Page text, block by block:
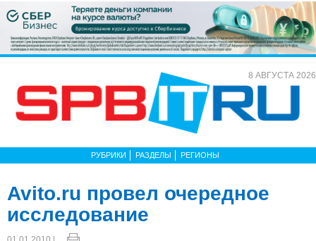
8 АВГУСТА 2026
РУБРИКИ РАЗДЕЛЫ РЕГИОНЫ
Avito.ru провел очередное
исследование